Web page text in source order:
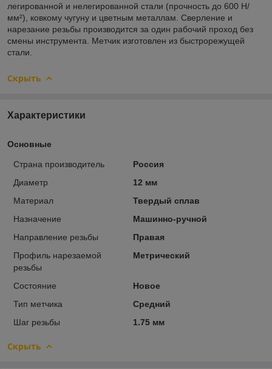
легированной и нелегированной стали (прочность до 600 Н/
мм²), ковкому чугуну и цветным металлам. Сверление и
нарезание резьбы производится за один рабочий проход без
смены инструмента. Метчик изготовлен из быстрорежущей
стали.
Скрыть
Характеристики
Основные
Страна производитель
Россия
Диаметр
12 мм
Материал
Твердый сплав
Назначение
Машинно-ручной
Направление резьбы
Правая
Профиль нарезаемой
резьбы
Метрический
Состояние
Новое
Тип метчика
Средний
Шаг резьбы
1.75 мм
Скрыть